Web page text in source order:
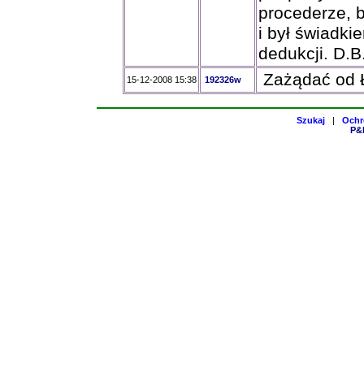
procederze,
i był
dedukcji.
15-12-2008 15:38 192326w Zażądać od
Szukaj |